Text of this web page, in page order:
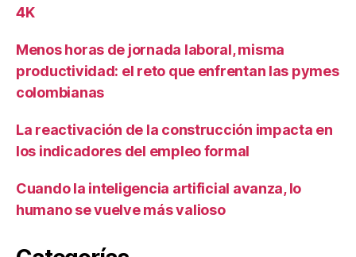
4K
Menos horas de jornada laboral, misma
productividad: el reto que enfrentan las pymes
colombianas
La reactivación de la construcción impacta en
los indicadores del empleo formal
Cuando la inteligencia artificial avanza, lo
humano se vuelve más valioso